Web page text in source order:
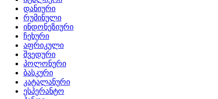
დანიური
რუმინული
ინდონეზიური
ჩეხური
აფრიკული
შვედური
პოლონური
ბასკური
კატალანური
ესპერანტო